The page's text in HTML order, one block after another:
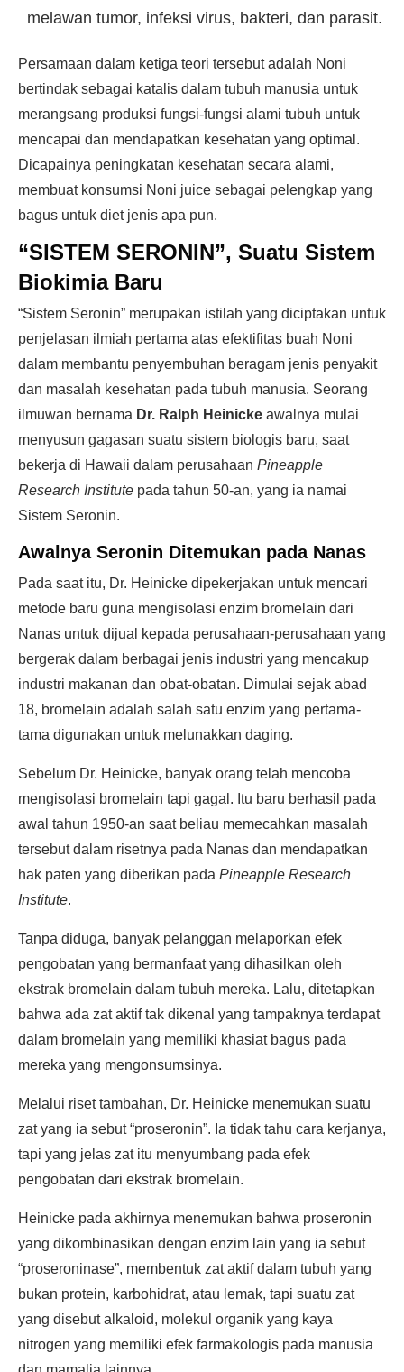
melawan tumor, infeksi virus, bakteri, dan parasit.
Persamaan dalam ketiga teori tersebut adalah Noni
bertindak sebagai katalis dalam tubuh manusia untuk
merangsang produksi fungsi-fungsi alami tubuh untuk
mencapai dan mendapatkan kesehatan yang optimal.
Dicapainya peningkatan kesehatan secara alami,
membuat konsumsi Noni juice sebagai pelengkap yang
bagus untuk diet jenis apa pun.
“SISTEM SERONIN”, Suatu Sistem
Biokimia Baru
“Sistem Seronin” merupakan istilah yang diciptakan untuk
penjelasan ilmiah pertama atas efektifitas buah Noni
dalam membantu penyembuhan beragam jenis penyakit
dan masalah kesehatan pada tubuh manusia. Seorang
ilmuwan bernama Dr. Ralph Heinicke awalnya mulai
menyusun gagasan suatu sistem biologis baru, saat
bekerja di Hawaii dalam perusahaan Pineapple
Research Institute pada tahun 50-an, yang ia namai
Sistem Seronin.
Awalnya Seronin Ditemukan pada Nanas
Pada saat itu, Dr. Heinicke dipekerjakan untuk mencari
metode baru guna mengisolasi enzim bromelain dari
Nanas untuk dijual kepada perusahaan-perusahaan yang
bergerak dalam berbagai jenis industri yang mencakup
industri makanan dan obat-obatan. Dimulai sejak abad
18, bromelain adalah salah satu enzim yang pertama-
tama digunakan untuk melunakkan daging.
Sebelum Dr. Heinicke, banyak orang telah mencoba
mengisolasi bromelain tapi gagal. Itu baru berhasil pada
awal tahun 1950-an saat beliau memecahkan masalah
tersebut dalam risetnya pada Nanas dan mendapatkan
hak paten yang diberikan pada Pineapple Research
Institute.
Tanpa diduga, banyak pelanggan melaporkan efek
pengobatan yang bermanfaat yang dihasilkan oleh
ekstrak bromelain dalam tubuh mereka. Lalu, ditetapkan
bahwa ada zat aktif tak dikenal yang tampaknya terdapat
dalam bromelain yang memiliki khasiat bagus pada
mereka yang mengonsumsinya.
Melalui riset tambahan, Dr. Heinicke menemukan suatu
zat yang ia sebut “proseronin”. Ia tidak tahu cara kerjanya,
tapi yang jelas zat itu menyumbang pada efek
pengobatan dari ekstrak bromelain.
Heinicke pada akhirnya menemukan bahwa proseronin
yang dikombinasikan dengan enzim lain yang ia sebut
“proseroninase”, membentuk zat aktif dalam tubuh yang
bukan protein, karbohidrat, atau lemak, tapi suatu zat
yang disebut alkaloid, molekul organik yang kaya
nitrogen yang memiliki efek farmakologis pada manusia